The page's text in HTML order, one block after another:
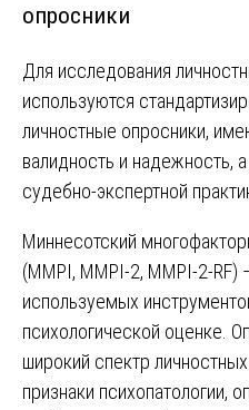
опросники
Для исследования
используются
личностные опросники,
валидность и надежность,
судебно-экспертной
Миннесотский
(MMPI, MMPI-2, MMPI-2-
используемых
психологической оценке.
широкий спектр
признаки психопатологии,